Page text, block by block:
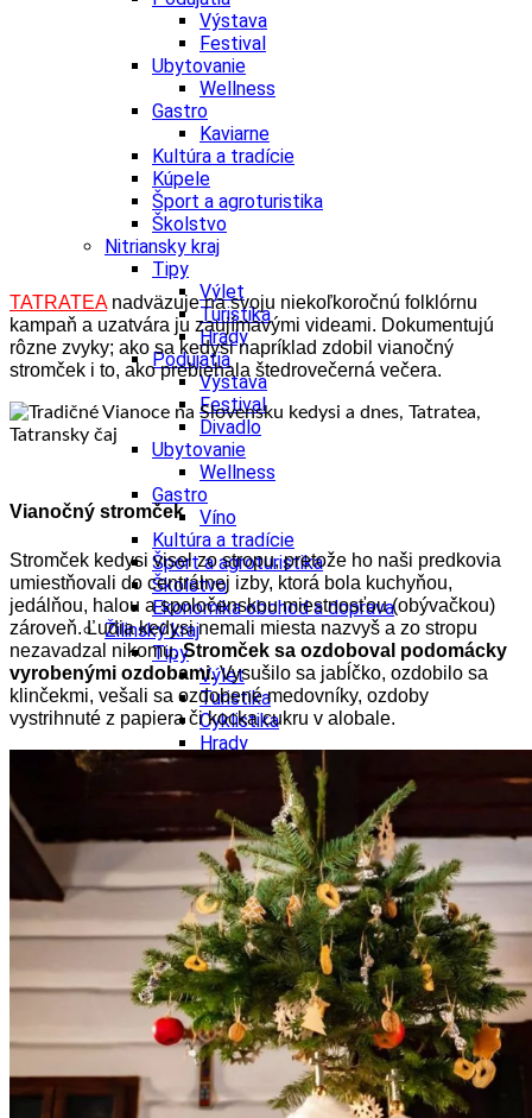
Výstava
Festival
Ubytovanie
Wellness
Gastro
Kaviarne
Kultúra a tradície
Kúpele
Šport a agroturistika
Školstvo
Nitriansky kraj
Tipy
Výlet
Turistika
Hrady
Podujatia
Výstava
Festival
Divadlo
Ubytovanie
Wellness
Gastro
Víno
Kultúra a tradície
Šport a agroturistika
Školstvo
Ekonomika obchod a doprava
Žilinský kraj
Tipy
Výlet
Turistika
Cyklistika
Hrady
Podujatia
Výstava
Galéria
Festival
Folklór
Koncert
Ubytovanie
Pobyty
Wellness
Gastro
Kultúra a tradície
Kúpele
Šport a agroturistika
Školstvo
Ekonomika obchod a doprava
Banskobystrický kraj
TATRATEAnadväzuje na svoju niekoľkoročnú folklórnu
kampaň a uzatvára ju zaujímavými videami. Dokumentujú
rôzne zvyky; ako sa kedysi napríklad zdobil vianočný
stromček i to, ako prebiehala štedrovečerná večera.
Vianočný stromček
Stromček kedysi visel zo stropu, pretože ho naši predkovia
umiestňovali do centrálnej izby, ktorá bola kuchyňou,
jedálňou, halou a spoločenskou miestnosťou (obývačkou)
zároveň. Ľudia kedysi nemali miesta nazvyš a zo stropu
nezavadzal nikomu.Stromček sa ozdoboval podomácky
vyrobenými ozdobami.Vysušilo sa jabĺčko, ozdobilo sa
klinčekmi, vešali sa ozdobené medovníky, ozdoby
vystrihnuté z papiera či kocka cukru v alobale.